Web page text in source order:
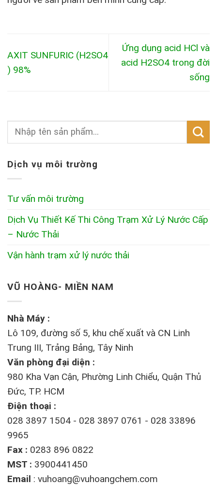
AXIT SUNFURIC (H2SO4
) 98%
Ứng dụng acid HCl và
acid H2SO4 trong đời
sống
Dịch vụ môi trường
Tư vấn môi trường
Dịch Vụ Thiết Kế Thi Công Trạm Xử Lý Nước Cấp
– Nước Thải
Vận hành trạm xử lý nước thải
VŨ HOÀNG- MIỀN NAM
Nhà Máy :
Lô 109, đường số 5, khu chế xuất và CN Linh
Trung III, Trảng Bảng, Tây Ninh
Văn phòng đại diện :
980 Kha Vạn Cận, Phường Linh Chiểu, Quận Thủ
Đức, TP. HCM
Điện thoại :
028 3897 1504 - 028 3897 0761 - 028 33896
9965
Fax : 0283 896 0822
MST : 3900441450
Email : vuhoang@vuhoangchem.com